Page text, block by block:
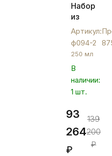
Набор
из
двух
фужеров
для
вина
"Сетка"",
ф094-
Артикул:
ф094-2
250 мл
В
наличии:
1 шт.
93
264
₽
139
200
₽